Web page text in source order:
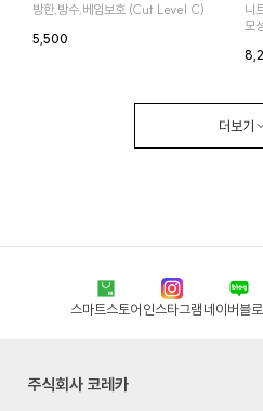
방한,방수,베임보호 (Cut Level C)
5,500
니
모
더보기
스마트스토어인스타그램네이버블
주식회사 코레카